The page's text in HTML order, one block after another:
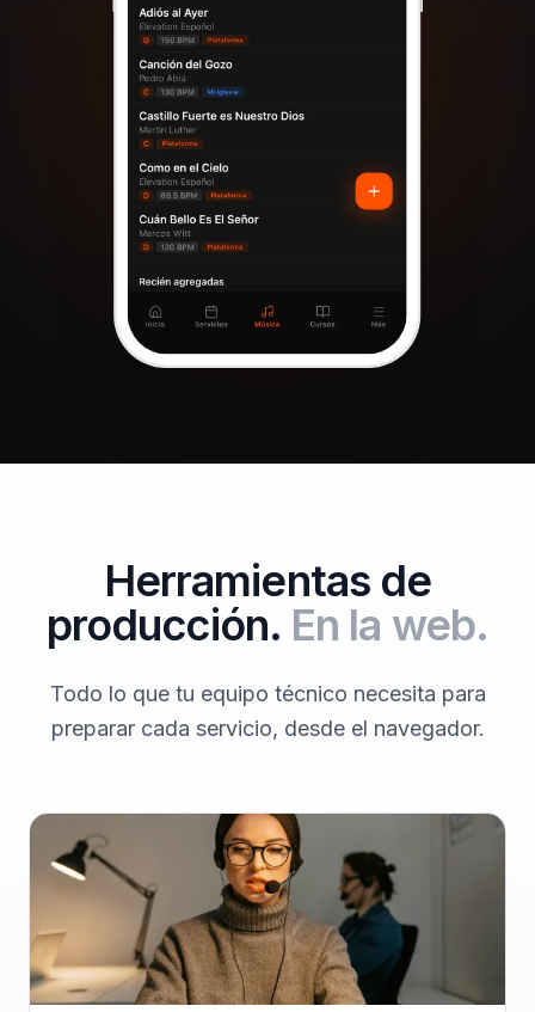
Herramientas de
producción. En la web.
Todo lo que tu equipo técnico necesita para
preparar cada servicio, desde el navegador.